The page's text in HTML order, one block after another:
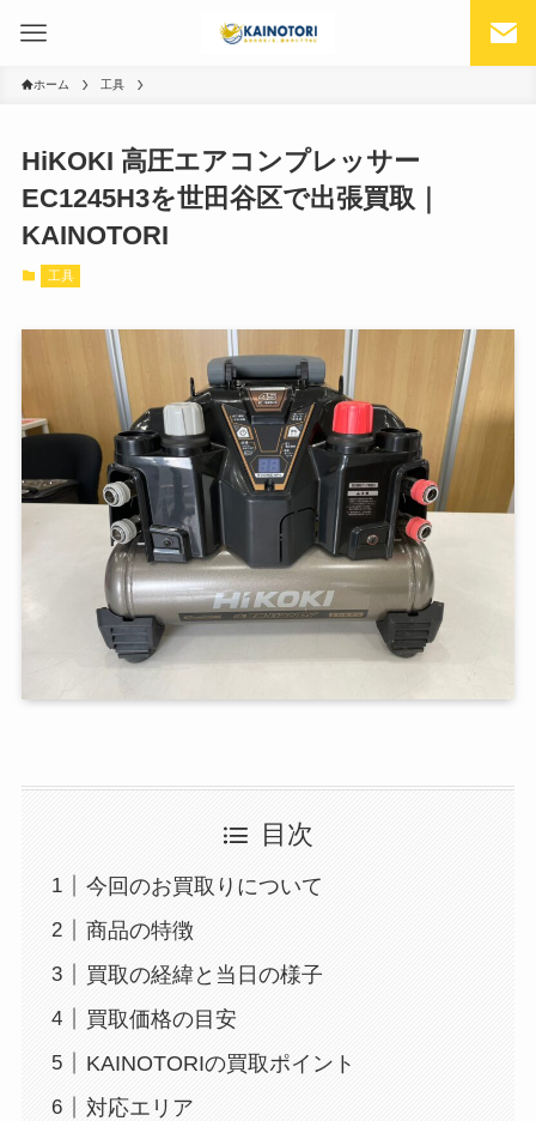
ホーム 工具
HiKOKI 高圧エアコンプレッサー
EC1245H3を世田谷区で出張買取｜
KAINOTORI
工具
目次
今回のお買取りについて
商品の特徴
買取の経緯と当日の様子
買取価格の目安
KAINOTORIの買取ポイント
対応エリア